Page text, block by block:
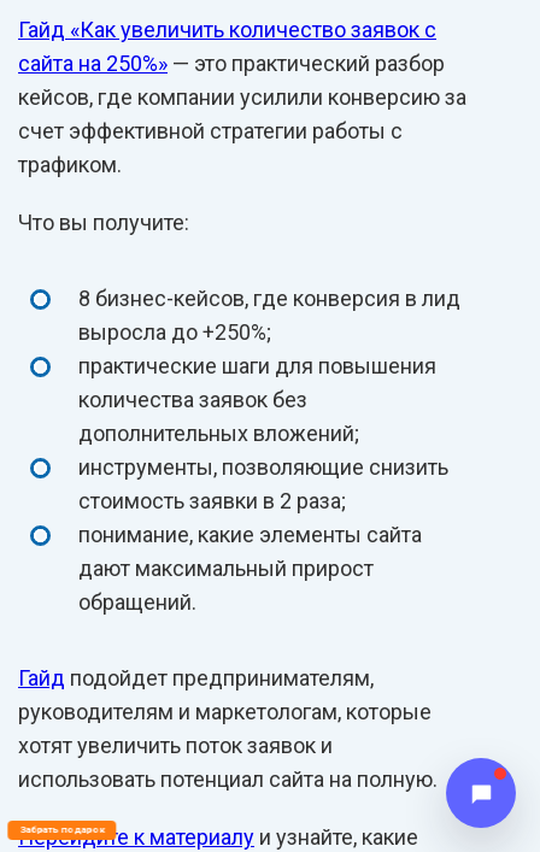
Гайд «Как увеличить количество заявок с
сайта на 250%» — это практический разбор
кейсов, где компании усилили конверсию за
счет эффективной стратегии работы с
трафиком.
Что вы получите:
8 бизнес-кейсов, где конверсия в лид
выросла до +250%;
практические шаги для повышения
количества заявок без
дополнительных вложений;
инструменты, позволяющие снизить
стоимость заявки в 2 раза;
понимание, какие элементы сайта
дают максимальный прирост
обращений.
Гайд подойдет предпринимателям,
руководителям и маркетологам, которые
хотят увеличить поток заявок и
использовать потенциал сайта на полную.
Перейдите к материалу и узнайте, какие
Забрать подарок